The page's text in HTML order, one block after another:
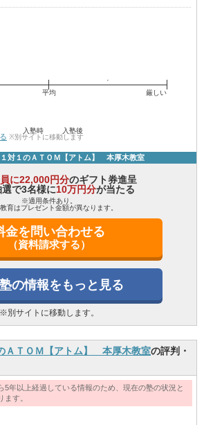
入塾時 入塾後
平均 厳しい
※別サイトに移動します
対１のＡＴＯＭ【アトム】 本厚木教室
に22,000円分のギフト券進呈
で3名様に10万円分が当たる
※適用条件あり。
育はプレゼント金額が異なります。
金を問い合わせる
（資料請求する）
の情報をもっと見る
※別サイトに移動します。
ＡＴＯＭ【アトム】 本厚木教室の評判・
5年以上経過している情報のため、現在の塾の状況と
ます。